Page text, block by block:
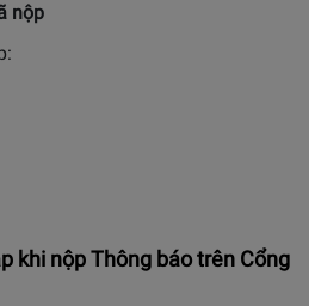
nộp
khi nộp Thông báo trên Cổng